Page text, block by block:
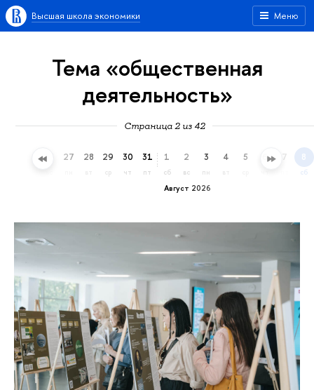
Меню
Высшая школа экономики
Тема «общественная
деятельность»
Страница 2 из 42
26 27 28 29
ср
30
чт
31
пт
Август 2026
1
сб
2
вс
3
пн
4 5 6 7 8
сб